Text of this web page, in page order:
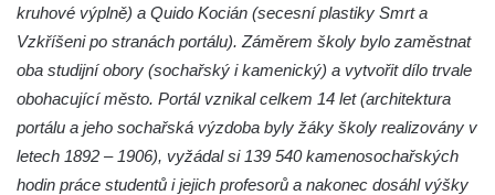
Reliéf Rodina a práce na budově záložny
čp. 69/1 v Českých Budějovicích
Socha Krista klesajícího pod křížem u
kostela svatého Mikuláše v Českých
kruhové výplně) a Quido Kocián (secesní plastiky Smrt a
Vzkříšeni po stranách portálu). Záměrem školy bylo zaměstnat
oba studijní obory (sochařský i kamenický) a vytvořit dílo trvale
obohacující město. Portál vznikal celkem 14 let (architektura
portálu a jeho sochařská výzdoba byly žáky školy realizovány v
letech 1892 – 1906), vyžádal si 139 540 kamenosochařských
hodin práce studentů i jejich profesorů a nakonec dosáhl výšky